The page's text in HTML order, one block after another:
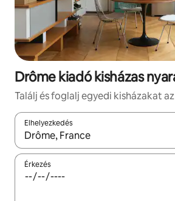
Drôme kiadó kisházas
Találj és foglalj egyedi kisházakat
Elhelyezkedés
Az eredmények között a felfelé és a
Érkezés